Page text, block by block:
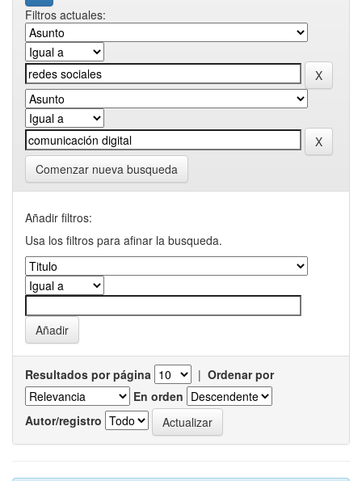
Filtros actuales:
Comenzar nueva busqueda
Añadir filtros:
Usa los filtros para afinar la busqueda.
Resultados por página | Ordenar por
En orden
Autor/registro